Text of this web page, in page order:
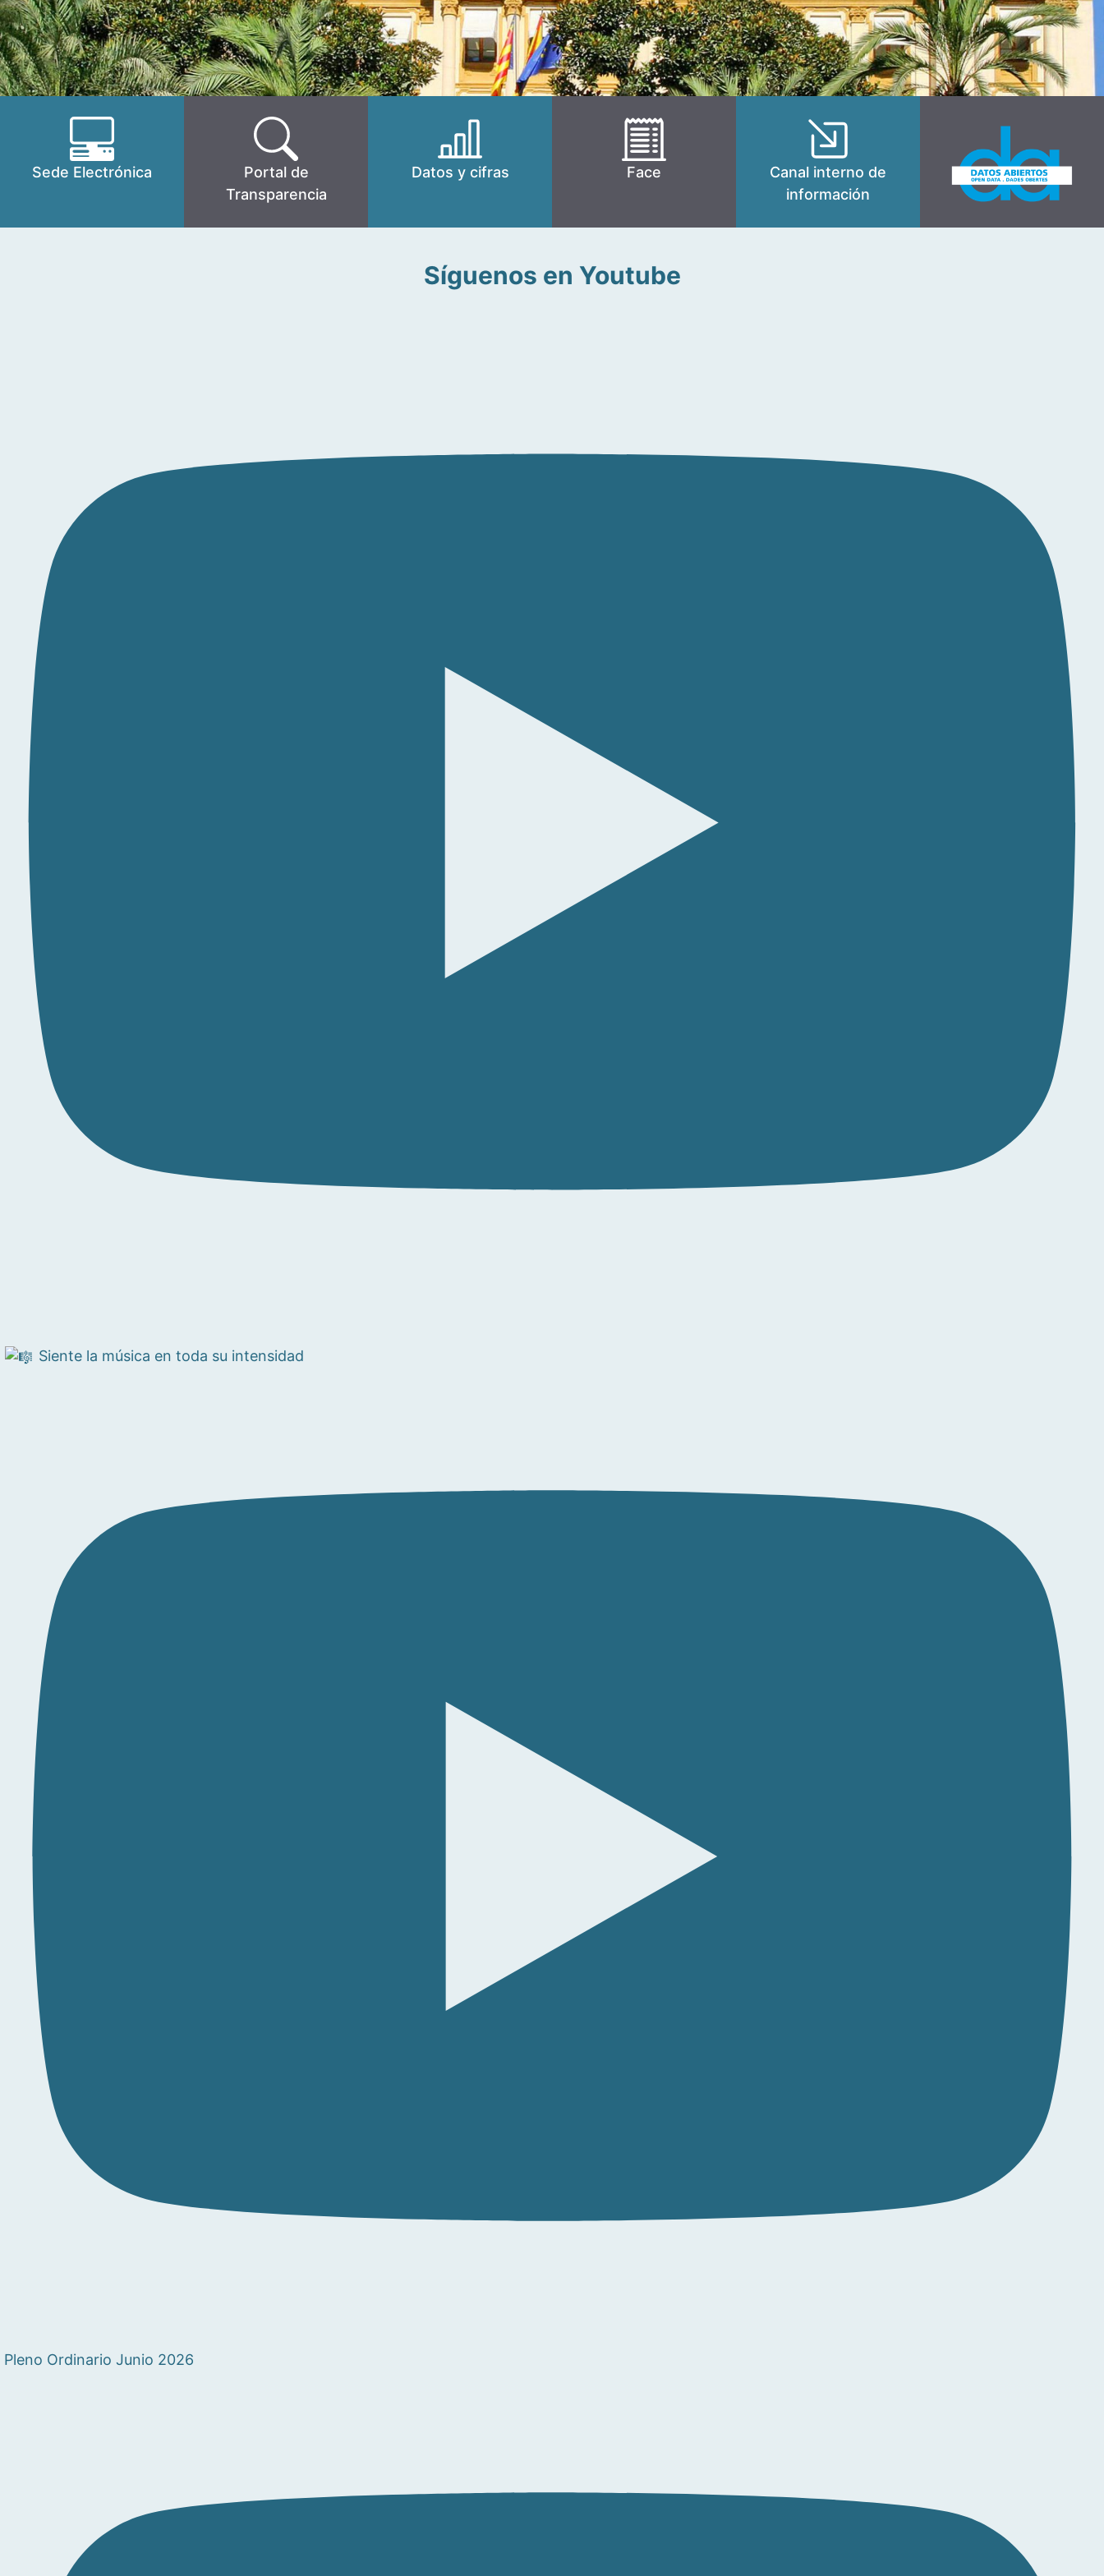
Sede Electrónica
Portal de
Transparencia
Datos y cifras Face
Canal interno de
información
Síguenos en Youtube
Siente la música en toda su intensidad
Pleno Ordinario Junio 2026